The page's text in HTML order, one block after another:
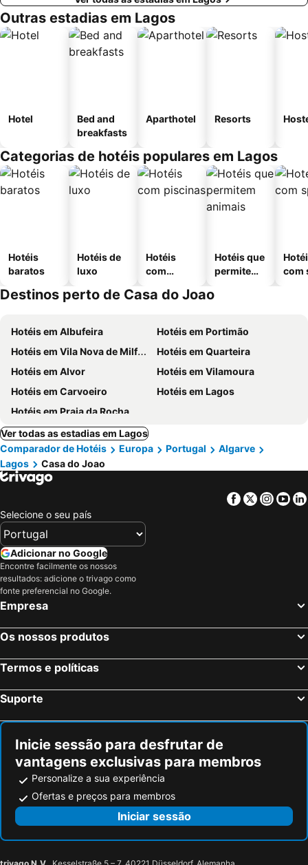
Outras estadias em Lagos
Hotel
Bed and
breakfasts
Aparthotel Resorts
Categorias de hotéis populares em Lagos
Hotéis
baratos
Hotéis de
luxo
Hotéis
com
Hotéis que
permitem
com
Destinos perto de Casa do Joao
Hotéis em Albufeira
Hotéis em Portimão
Hotéis em Vila Nova de Milfontes
Hotéis em Quarteira
Hotéis em Alvor
Hotéis em Vilamoura
Hotéis em Carvoeiro
Hotéis em Lagos
Hotéis em Praia da Rocha
Ver todas as estadias em Lagos
Comparador de Hotéis
Europa Portugal
Algarve
Lagos
Casa do Joao
Facebook
Twitter
Selecione o seu país
Adicionar no Google
Encontre facilmente os nossos
resultados: adicione o trivago como
fonte preferencial no Google.
Empresa
Os nossos produtos
Termos e políticas
Suporte
Inicie sessão para desfrutar de
vantagens exclusivas para membros
Personalize a sua experiência
Ofertas e preços para membros
Iniciar sessão